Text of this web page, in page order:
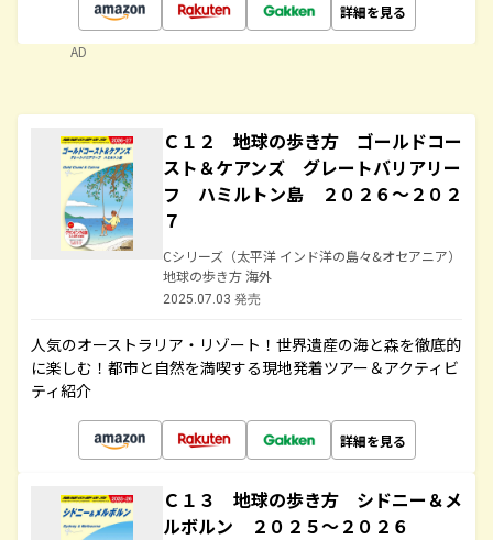
詳細を見る
AD
Ｃ１２ 地球の歩き方 ゴールドコー
スト＆ケアンズ グレートバリアリー
フ ハミルトン島 ２０２６～２０２
７
Cシリーズ（太平洋 インド洋の島々&オセアニア）
地球の歩き方 海外
2025.07.03 発売
人気のオーストラリア・リゾート！世界遺産の海と森を徹底的
に楽しむ！都市と自然を満喫する現地発着ツアー＆アクティビ
ティ紹介
詳細を見る
Ｃ１３ 地球の歩き方 シドニー＆メ
ルボルン ２０２５～２０２６